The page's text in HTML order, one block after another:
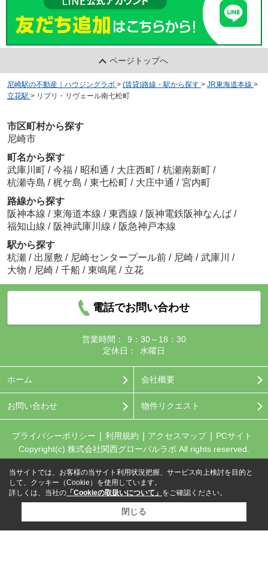
ページトップへ
尼崎駅の不動産｜ハウジングラボ > (賃貸)路線・駅から探す > JR東海道本線 >
立花駅 > リブリ・リヴェール南七松町
市区町村から探す
尼崎市
町名から探す
武庫川町 / 今福 / 昭和通 / 大庄西町 / 杭瀬南新町 /
杭瀬寺島 / 梶ケ島 / 東七松町 / 大庄中通 / 宮内町
路線から探す
阪神本線 / 東海道本線 / 東西線 / 阪神電鉄阪神なんば /
福知山線 / 阪神武庫川線 / 阪急神戸本線
駅から探す
杭瀬 / 出屋敷 / 尼崎センタープール前 / 尼崎 / 武庫川
/
大物 / 尼崎 / 千船 / 東鳴尾 / 立花
電話でお問い合わせ
営業時間：
9：30～18：30
定休日：
水曜日
ホーム 会社概要
お問い合わせ 物件リクエスト
プライバシーポリシー 利用規約 アクセスマップ
PCサイト
Copyright(c) 株式会社関西グローバルラボ All rights reserved.
当サイトでは、お客様の当サイト利用状況把握、サービス向上検討を目的と
して、クッキー（Cookie）を使用しています。
詳しくは、当社の 「Cookieの取扱いについて」 をご確認ください。
閉じる